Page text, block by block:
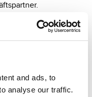
and ads, to
analyse our traffic.
auch Möglichkeit
gutes Essen und
den Vorträgen